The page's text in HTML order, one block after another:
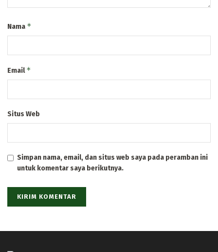
Nama *
Email*
Situs Web
Simpan nama, email, dan situs web saya pada peramban ini
untuk komentar saya berikutnya.